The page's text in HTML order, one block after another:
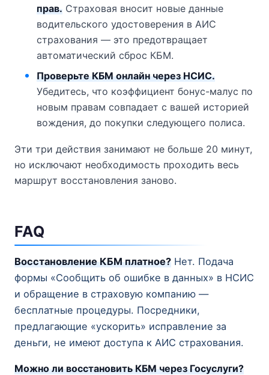
прав.Страховая вносит новые данные
водительского удостоверения в АИС
страхования — это предотвращает
автоматический сброс КБМ.
Проверьте КБМ онлайн через НСИС.
Убедитесь, что коэффициент бонус-малус по
новым правам совпадает с вашей историей
вождения, до покупки следующего полиса.
Эти три действия занимают не больше 20 минут,
но исключают необходимость проходить весь
маршрут восстановления заново.
FAQ
Восстановление КБМ платное? Нет. Подача
формы «Сообщить об ошибке в данных» в НСИС
и обращение в страховую компанию —
бесплатные процедуры. Посредники,
предлагающие «ускорить» исправление за
деньги, не имеют доступа к АИС страхования.
Можно ли восстановить КБМ через Госуслуги?